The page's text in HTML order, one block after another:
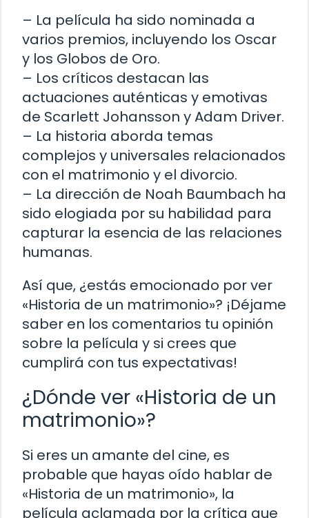
– La película ha sido nominada a
varios premios, incluyendo los Oscar
y los Globos de Oro.
– Los críticos destacan las
actuaciones auténticas y emotivas
de Scarlett Johansson y Adam Driver.
– La historia aborda temas
complejos y universales relacionados
con el matrimonio y el divorcio.
– La dirección de Noah Baumbach ha
sido elogiada por su habilidad para
capturar la esencia de las relaciones
humanas.
Así que, ¿estás emocionado por ver
«Historia de un matrimonio»? ¡Déjame
saber en los comentarios tu opinión
sobre la película y si crees que
cumplirá con tus expectativas!
¿Dónde ver «Historia de un
matrimonio»?
Si eres un amante del cine, es
probable que hayas oído hablar de
«Historia de un matrimonio», la
película aclamada por la crítica que